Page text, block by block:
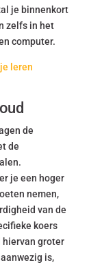
je binnenkort
zelfs in het
computer.
leren
de
de
je een hoger
nemen,
van de
koers
hiervan groter
is,